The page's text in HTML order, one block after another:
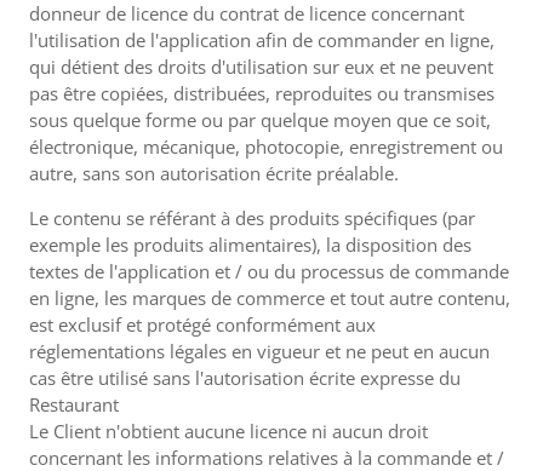
donneur de licence du contrat de licence concernant
l'utilisation de l'application afin de commander en ligne,
qui détient des droits d'utilisation sur eux et ne peuvent
pas être copiées, distribuées, reproduites ou transmises
sous quelque forme ou par quelque moyen que ce soit,
électronique, mécanique, photocopie, enregistrement ou
autre, sans son autorisation écrite préalable.
Le contenu se référant à des produits spécifiques (par
exemple les produits alimentaires), la disposition des
textes de l'application et / ou du processus de commande
en ligne, les marques de commerce et tout autre contenu,
est exclusif et protégé conformément aux
réglementations légales en vigueur et ne peut en aucun
cas être utilisé sans l'autorisation écrite expresse du
Restaurant
Le Client n'obtient aucune licence ni aucun droit
concernant les informations relatives à la commande et /